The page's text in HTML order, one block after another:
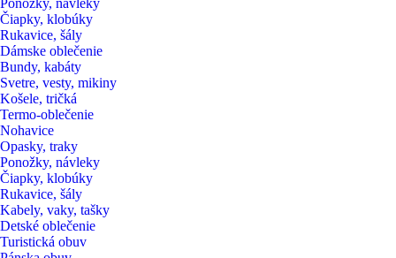
Ponožky, návleky
Čiapky, klobúky
Rukavice, šály
Dámske oblečenie
Bundy, kabáty
Svetre, vesty, mikiny
Košele, tričká
Termo-oblečenie
Nohavice
Opasky, traky
Ponožky, návleky
Čiapky, klobúky
Rukavice, šály
Kabely, vaky, tašky
Detské oblečenie
Turistická obuv